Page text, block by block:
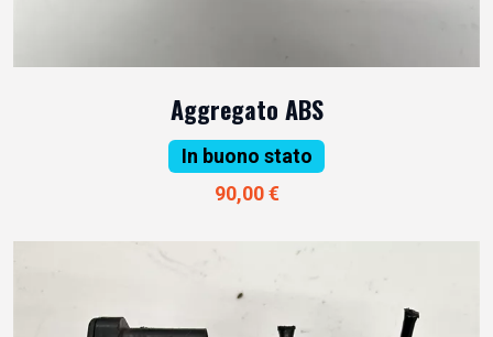
Aggregato ABS
In buono stato
90,00 €